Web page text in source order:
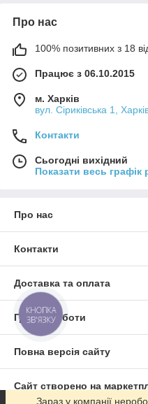
Про нас
100% позитивних з 18
Працює з 06.10.2015
м. Харків
вул. Сіриківська 1,
Контакти
Сьогодні вихідний
Показати весь графік
Про нас
Контакти
Доставка та оплата
Графік роботи
Повна версія сайту
Сайт створено на
Зараз у компанії
КНОПКА
ЗВ'ЯЗКУ